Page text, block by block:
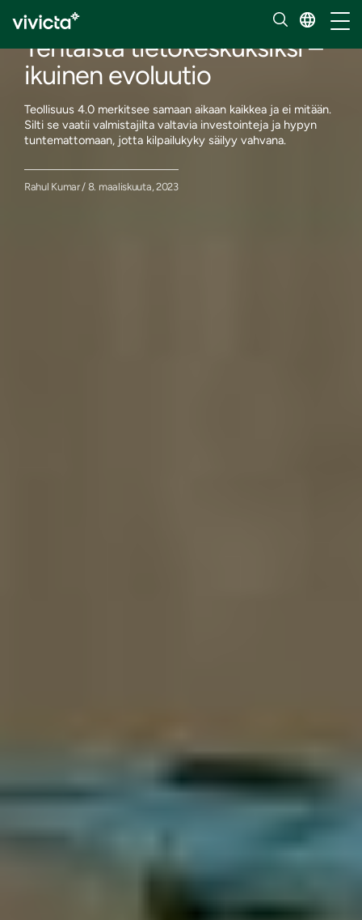
Tehtaista tietokeskuksiksi –
ikuinen evoluutio
Teollisuus 4.0 merkitsee samaan aikaan kaikkea ja ei mitään.
Silti se vaatii valmistajilta valtavia investointeja ja hypyn
tuntemattomaan, jotta kilpailukyky säilyy vahvana.
Rahul Kumar / 8. maaliskuuta, 2023